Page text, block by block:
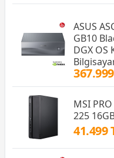
ASUS
GB10
DGX OS
MSI
225
41.499